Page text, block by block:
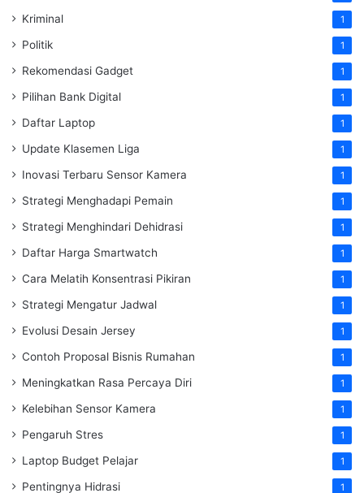
Kriminal 1
Politik 1
Rekomendasi Gadget 1
Pilihan Bank Digital 1
Daftar Laptop 1
Update Klasemen Liga 1
Inovasi Terbaru Sensor Kamera 1
Strategi Menghadapi Pemain 1
Strategi Menghindari Dehidrasi 1
Daftar Harga Smartwatch 1
Cara Melatih Konsentrasi Pikiran 1
Strategi Mengatur Jadwal 1
Evolusi Desain Jersey 1
Contoh Proposal Bisnis Rumahan 1
Meningkatkan Rasa Percaya Diri 1
Kelebihan Sensor Kamera 1
Pengaruh Stres 1
Laptop Budget Pelajar 1
Pentingnya Hidrasi 1